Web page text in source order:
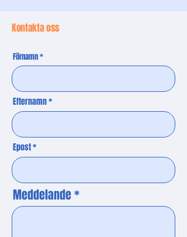
Kontakta oss
Förnamn
Efternamn
Epost
Meddelande